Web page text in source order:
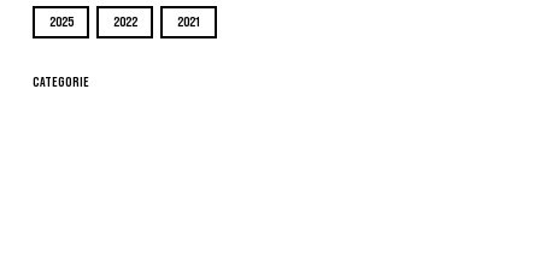
2025 2022 2021
Categorie